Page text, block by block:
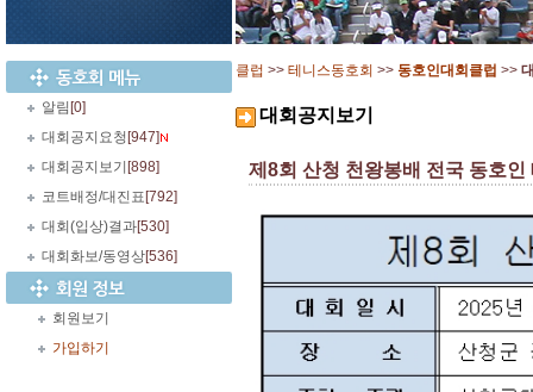
알림 [0]
대회공지요청 [947]
대회공지보기 [898]
코트배정/대진표 [792]
대회(입상)결과[530]
대회화보/동영상[536]
회원보기
가입하기
클럽 >> 테니스동호회 >> 동호인대회클럽 >>
대회공지보기
제8회 산청 천왕봉배 전국 동호